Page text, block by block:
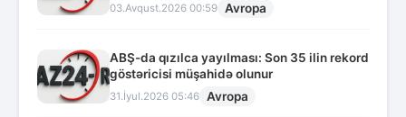
03.Avqust.2026 00:59 Avropa
ABŞ-da qızılca yayılması: Son 35 ilin rekord
göstəricisi müşahidə olunur
31.İyul.2026 05:46 Avropa